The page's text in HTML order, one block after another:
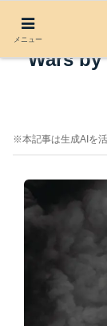
アルバ
Wars
※本記事は生成AIを
メニュー